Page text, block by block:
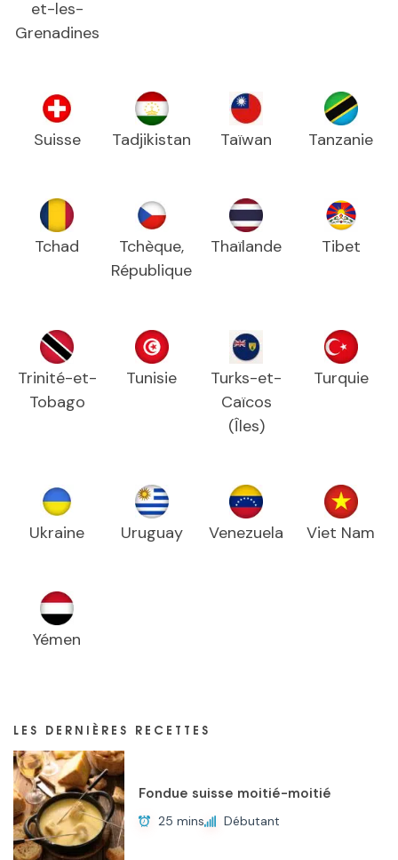
et-les-
Grenadines
Suisse Tadjikistan Taïwan Tanzanie
Tchad
Tchèque,
République
Thaïlande Tibet
Trinité-et-
Tobago
Tunisie
Turks-et-
Caïcos
(Îles)
Turquie
Ukraine Uruguay Venezuela Viet Nam
Yémen
LES DERNIÈRES RECETTES
Fondue suisse moitié-moitié
25 mins Débutant